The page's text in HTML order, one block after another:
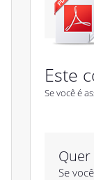
Este
Se você é
Se